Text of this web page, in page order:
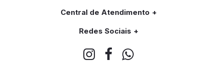
Central de Atendimento
Redes Sociais